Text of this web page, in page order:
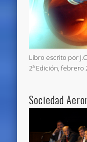
Libro escrito por
2ª Edición, febrero
Sociedad